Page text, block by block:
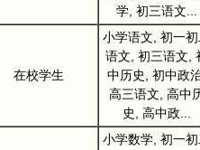
学, 初三语文...
在校学生
小学语文, 初一
语文, 初三语文,
中历史, 初中政
高三语文, 高中
史, 高中政...
小学数学, 初一